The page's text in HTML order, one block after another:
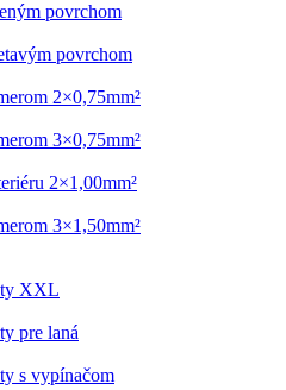
povrchom
povrchom
2×0,75mm²
3×0,75mm²
2×1,00mm²
3×1,50mm²
XXL
pre laná
s vypínačom